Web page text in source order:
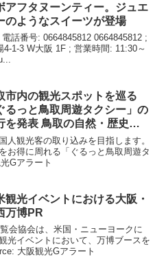
アフタヌーンティー。ジュエ
のようなスイーツが登場
話番号: 0664845812 0664845812 ;
1-3 W大阪 1F ; 営業時間: 11:30～
市内の観光スポットを巡る
るっと鳥取周遊タクシー」の
を発表 鳥取の自然・歴史・
人観光客の取り込みを目指します。
お得に周れる「ぐるっと鳥取周遊タ
Gアラート
観光イベントにおける大阪 ・
万博PR
会協会は、米国・ニューヨークに
光イベントにおいて、万博ブースを
大阪観光Gアラート